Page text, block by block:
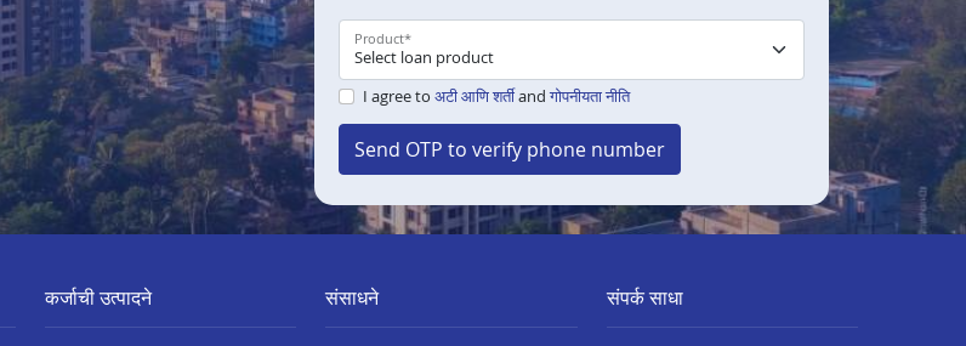
Product*
I agree to अटी आणि शर्तीand गोपनीयता नीति
Send OTP to verify phone number
कर्जाची उत्पादने संसाधने संपर्क साधा